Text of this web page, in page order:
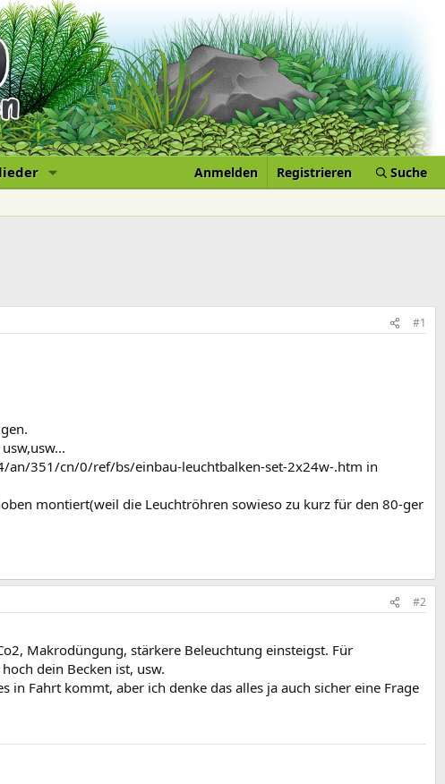
Anmelden Registrieren Suche
#1
351/cn/0/ref/bs/einbau-leuchtbalken-set-2x24w-.htm in
montiert(weil die Leuchtröhren sowieso zu kurz für den 80-ger
#2
Makrodüngung, stärkere Beleuchtung einsteigst. Für
dein Becken ist, usw.
Fahrt kommt, aber ich denke das alles ja auch sicher eine Frage